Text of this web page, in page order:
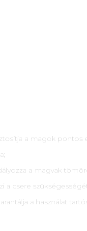
a magvak
csere szükségességét;
a használat
javítását;
növeli az